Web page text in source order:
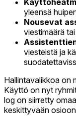
yleensä
Nousevat
viestimäärä
viesteistä ja
Hallintavalikkoa on
Käyttö on nyt
log on siirretty
keskittyvään